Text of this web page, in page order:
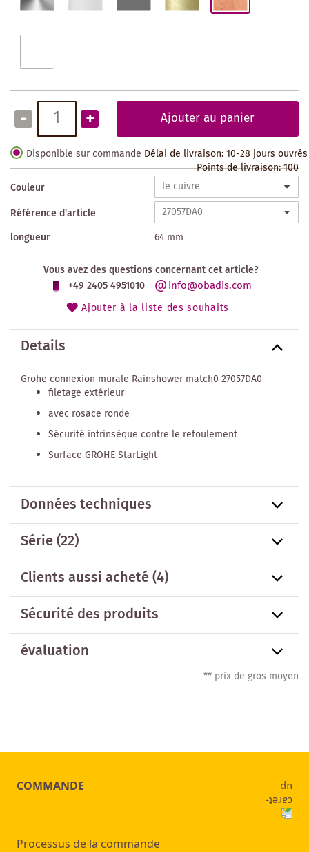
- + Ajouter au panier
Disponible sur commande Délai de livraison: 10-28 jours ouvrés
Points de livraison:100
Couleur
Référence d'article
longueur
64 mm
Vous avez des questions concernant cet article?
+49 2405 4951010
info@obadis.com
Ajouter à la liste des souhaits
Details
Grohe connexion murale Rainshower match0 27057DA0
filetage extérieur
avec rosace ronde
Sécurité intrinsèque contre le refoulement
Surface GROHE StarLight
Données techniques
Série(22)
Clients aussi acheté(4)
Sécurité des produits
évaluation
** prix de gros moyen
COMMANDE
Processus de la commande